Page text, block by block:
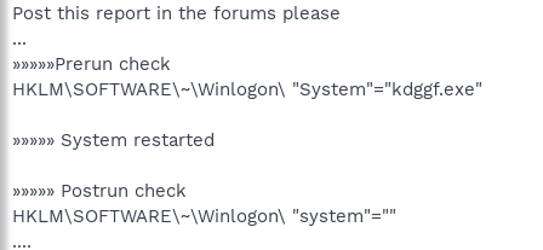
Post this report in the forums please
...
»»»»»Prerun check
HKLM\SOFTWARE\~\Winlogon\ "System"="kdggf.exe"
»»»»» System restarted
»»»»» Postrun check
HKLM\SOFTWARE\~\Winlogon\ "system"=""
....